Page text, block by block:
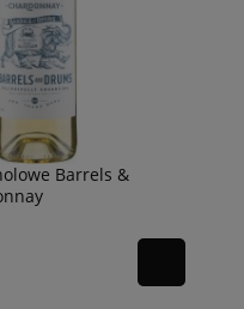
Barrels &